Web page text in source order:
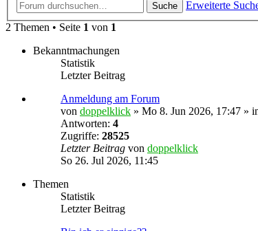
Suche
Erweiterte
2 Themen • Seite 1 von 1
Bekanntmachungen
Statistik
Letzter Beitrag
Anmeldung am Forum
von doppelklick » Mo 8. Jun 2026, 17:47 »
Antworten: 4
Zugriffe: 28525
Letzter Beitrag von doppelklick
So 26. Jul 2026, 11:45
Themen
Statistik
Letzter Beitrag